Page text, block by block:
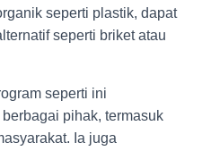
seperti plastik, dapat
seperti briket atau
seperti ini
pihak, termasuk
Ia juga